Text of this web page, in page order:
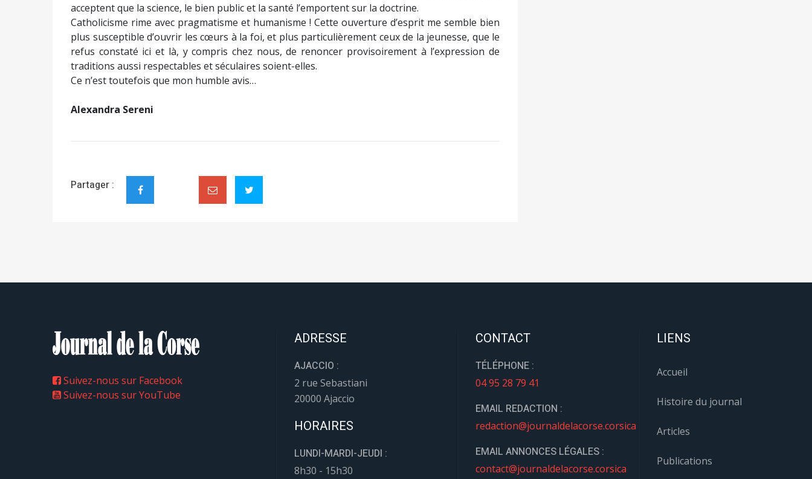
acceptent que la science, le bien public et la santé l’emportent sur la doctrine.
Catholicisme rime avec pragmatisme et humanisme ! Cette ouverture d’esprit me semble bien
plus susceptible d’ouvrir les cœurs à la foi, et plus particulièrement ceux de la jeunesse, que le
refus constaté ici et là, y compris chez nous, de renoncer provisoirement à l’expression de
traditions aussi respectables et séculaires soient-elles.
Ce n’est toutefois que mon humble avis…
Alexandra Sereni
Partager :
Suivez-nous sur Facebook
Suivez-nous sur YouTube
ADRESSE
AJACCIO :
2 rue Sebastiani
20000 Ajaccio
HORAIRES
LUNDI-MARDI-JEUDI :
8h30 - 15h30
CONTACT
TÉLÉPHONE :
04 95 28 79 41
EMAIL REDACTION :
redaction@journaldelacorse.corsica
EMAIL ANNONCES LÉGALES :
contact@journaldelacorse.corsica
LIENS
Accueil
Histoire du journal
Articles
Publications